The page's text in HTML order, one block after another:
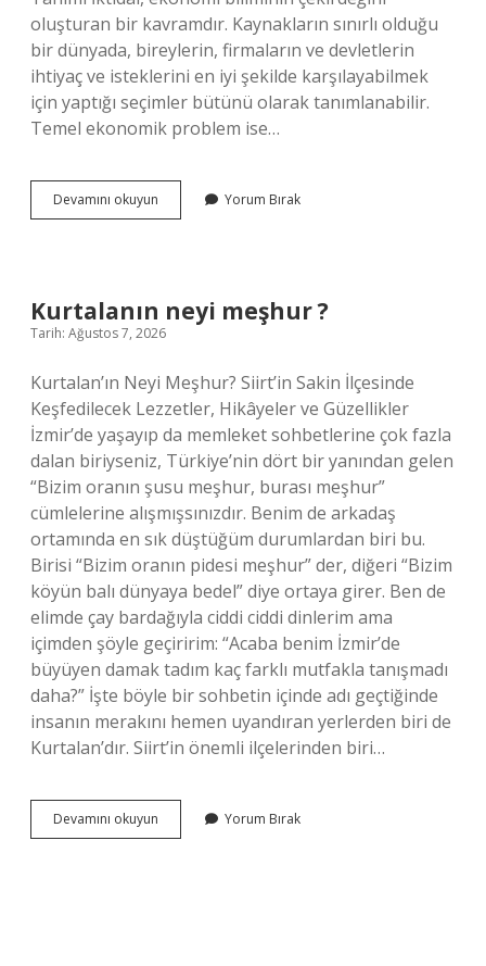
oluşturan bir kavramdır. Kaynakların sınırlı olduğu
bir dünyada, bireylerin, firmaların ve devletlerin
ihtiyaç ve isteklerini en iyi şekilde karşılayabilmek
için yaptığı seçimler bütünü olarak tanımlanabilir.
Temel ekonomik problem ise…
Devamını okuyun
ne
Yorum Bırak
Kurtalanın neyi meşhur ?
Tarih: Ağustos 7, 2026
Kurtalan’ın Neyi Meşhur? Siirt’in Sakin İlçesinde
Keşfedilecek Lezzetler, Hikâyeler ve Güzellikler
İzmir’de yaşayıp da memleket sohbetlerine çok fazla
dalan biriyseniz, Türkiye’nin dört bir yanından gelen
“Bizim oranın şusu meşhur, burası meşhur”
cümlelerine alışmışsınızdır. Benim de arkadaş
ortamında en sık düştüğüm durumlardan biri bu.
Birisi “Bizim oranın pidesi meşhur” der, diğeri “Bizim
köyün balı dünyaya bedel” diye ortaya girer. Ben de
elimde çay bardağıyla ciddi ciddi dinlerim ama
içimden şöyle geçiririm: “Acaba benim İzmir’de
büyüyen damak tadım kaç farklı mutfakla tanışmadı
daha?” İşte böyle bir sohbetin içinde adı geçtiğinde
insanın merakını hemen uyandıran yerlerden biri de
Kurtalan’dır. Siirt’in önemli ilçelerinden biri…
Devamını okuyun Kurtalanın
neyi
Yorum Bırak